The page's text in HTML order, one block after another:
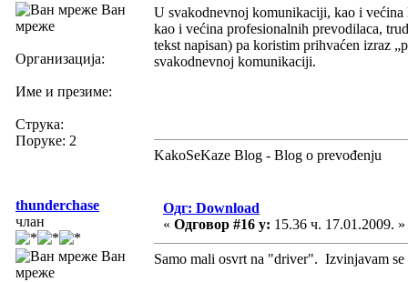
Ван
мреже
Организација:
Име и презиме:
Струка:
Поруке: 2
U svakodnevnoj komunikaciji, kao i
kao i većina profesionalnih prevodilaca,
tekst napisan) pa koristim prihvaćen izraz
svakodnevnoj komunikaciji.
KakoSeKaze Blog - Blog o prevođenju
thunderchase
члан
Ван
мреже
Одг: Download
« Одговор #16 у: 15.36 ч. 17.01.2009. »
Samo mali osvrt na "driver". Izvinjavam se